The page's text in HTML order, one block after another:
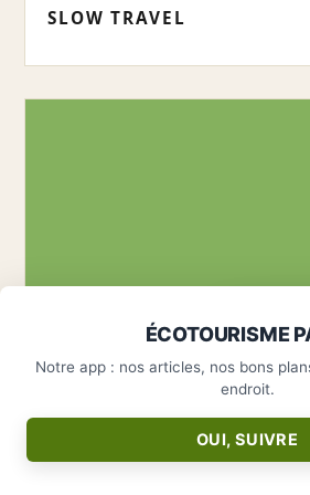
SLOW TRAVEL
ENVIRONNEMENT
Préparez
avec moi.
ÉCOTOURISME
Notre app : nos articles, nos bons
endroit.
OUI, SUIVRE